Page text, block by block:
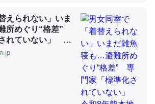
ム少ないのか。知らんかった。調べたら
ウム分はエビの600分の1程度。
表】昆虫学の大問題＝「昆虫はなぜ海にいな
えられない」いま
所めぐり“格差”
れていない」 令
プライムオン